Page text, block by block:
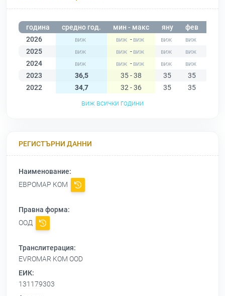
година средно год. мин - макс яну фев
2026
-
2025
-
2024
-
2023
36,5 35 - 38 35 35
2022
34,7 32 - 36 35 35
виж всички години
РЕГИСТЪРНИ ДАННИ
Наименование:
ЕВРОМАР КОМ
Правна форма:
ООД
Транслитерация:
EVROMAR KOM OOD
ЕИК:
131179303